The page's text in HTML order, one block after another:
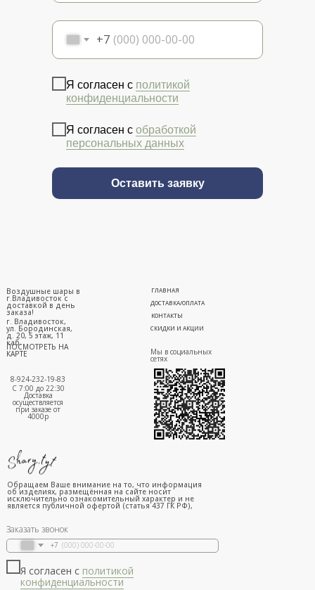
+7
Я согласен с политикой
конфиденциальности
Я согласен с обработкой
персональных данных
Оставить заявку
г. Владивосток,
ул. Бородинская,
д. 20, 5 этаж, 11
каб.
ПОСМОТРЕТЬ НА
КАРТЕ
ГЛАВНАЯ
ДОСТАВКА/ОПЛАТА
СКИДКИ И АКЦИИ
КОНТАКТЫ
8-924-232-19-83
С 7:00 до 22:30
Доставка
осуществляется
при заказе от
4000р
Воздушные шары в
г.Владивосток с
доставкой в день
заказа!
Мы в социальных
сетях
Заказать звонок
+7
Я согласен с политикой
конфиденциальности
Обращаем Ваше внимание на то, что информация
об изделиях, размещённая на сайте носит
исключительно ознакомительный характер и не
является публичной офертой (статья 437 ГК РФ),